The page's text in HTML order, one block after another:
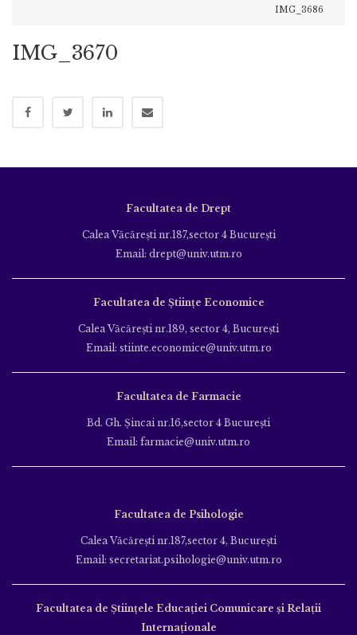
IMG_3686
IMG_3670
Facultatea de Drept
Calea Văcăreşti nr.187,sector 4 Bucureşti
Email: drept@univ.utm.ro
Facultatea de Științe Economice
Calea Văcăreşti nr.189, sector 4, Bucureşti
Email: stiinte.economice@univ.utm.ro
Facultatea de Farmacie
Bd. Gh. Şincai nr.16,sector 4 Bucureşti
Email: farmacie@univ.utm.ro
Facultatea de Psihologie
Calea Văcăreşti nr.187,sector 4, Bucureşti
Email: secretariat.psihologie@univ.utm.ro
Facultatea de Ştiinţele Educației Comunicare și Relații
Internaționale